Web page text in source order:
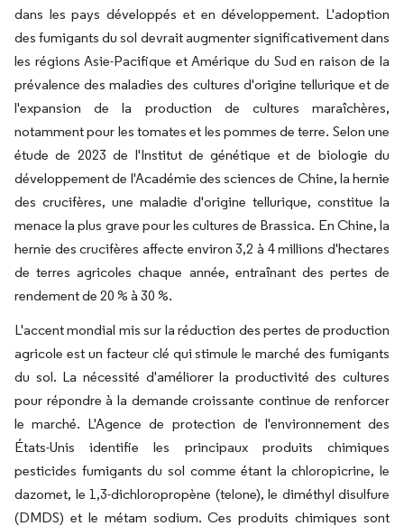
dans les pays développés et en développement. L'adoption
des fumigants du sol devrait augmenter significativement dans
les régions Asie-Pacifique et Amérique du Sud en raison de la
prévalence des maladies des cultures d'origine tellurique et de
l'expansion de la production de cultures maraîchères,
notamment pour les tomates et les pommes de terre. Selon une
étude de 2023 de l'Institut de génétique et de biologie du
développement de l'Académie des sciences de Chine, la hernie
des crucifères, une maladie d'origine tellurique, constitue la
menace la plus grave pour les cultures de Brassica. En Chine, la
hernie des crucifères affecte environ 3,2 à 4 millions d'hectares
de terres agricoles chaque année, entraînant des pertes de
rendement de 20 % à 30 %.
L'accent mondial mis sur la réduction des pertes de production
agricole est un facteur clé qui stimule le marché des fumigants
du sol. La nécessité d'améliorer la productivité des cultures
pour répondre à la demande croissante continue de renforcer
le marché. L'Agence de protection de l'environnement des
États-Unis identifie les principaux produits chimiques
pesticides fumigants du sol comme étant la chloropicrine, le
dazomet, le 1,3-dichloropropène (telone), le diméthyl disulfure
(DMDS) et le métam sodium. Ces produits chimiques sont